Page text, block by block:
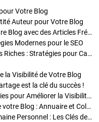
Votre Blog
Auteur pour Votre Blog
Stratégies de Publication : Boostez Votre Blog avec des Articles Fréquents et Exclusifs
Modernes pour le SEO
Enrichir Vos Articles avec des Contenus Riches : Stratégies pour Captiver et Optimiser
la Visibilité de Votre Blog
est la clé du succès !
Optimisation SEO des Articles : Stratégies pour Améliorer la Visibilité de Votre Blog
Stratégies pour améliorer la visibilité de votre Blog : Annuaire et Collaborations
Pourquoi Investir dans un Nom de Domaine Personnel : Les Clés de la Réussite de Votre Blog